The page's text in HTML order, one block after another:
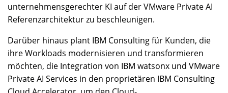
unternehmensgerechter KI auf der VMware Private AI
Referenzarchitektur zu beschleunigen.
Darüber hinaus plant IBM Consulting für Kunden, die
ihre Workloads modernisieren und transformieren
möchten, die Integration von IBM watsonx und VMware
Private AI Services in den proprietären IBM Consulting